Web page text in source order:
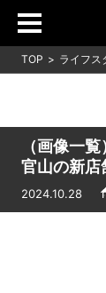
TOP ライフス
（画像一
官山の新店
2024.10.28